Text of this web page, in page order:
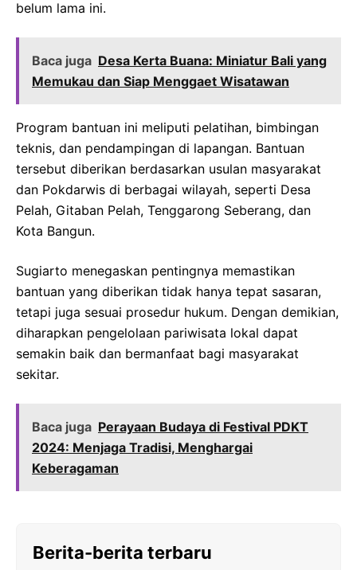
belum lama ini.
Baca juga Desa Kerta Buana: Miniatur Bali yang
Memukau dan Siap Menggaet Wisatawan
Program bantuan ini meliputi pelatihan, bimbingan
teknis, dan pendampingan di lapangan. Bantuan
tersebut diberikan berdasarkan usulan masyarakat
dan Pokdarwis di berbagai wilayah, seperti Desa
Pelah, Gitaban Pelah, Tenggarong Seberang, dan
Kota Bangun.
Sugiarto menegaskan pentingnya memastikan
bantuan yang diberikan tidak hanya tepat sasaran,
tetapi juga sesuai prosedur hukum. Dengan demikian,
diharapkan pengelolaan pariwisata lokal dapat
semakin baik dan bermanfaat bagi masyarakat
sekitar.
Baca juga Perayaan Budaya di Festival PDKT
2024: Menjaga Tradisi, Menghargai
Keberagaman
Berita-berita terbaru